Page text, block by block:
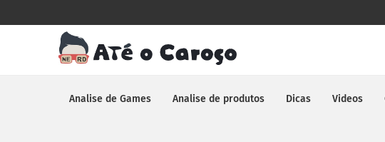
Analise de Games Analise de produtos Dicas Videos